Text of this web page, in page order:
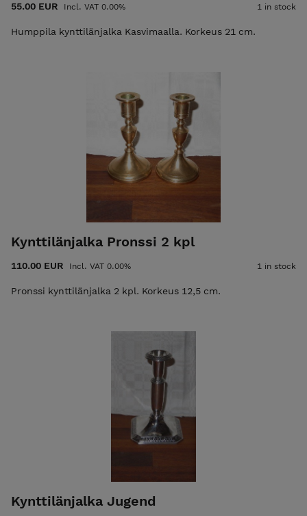
55.00 EUR Incl. VAT 0.00% 1 in stock
Humppila kynttilänjalka Kasvimaalla. Korkeus 21 cm.
Kynttilänjalka Pronssi 2 kpl
110.00 EUR Incl. VAT 0.00% 1 in stock
Pronssi kynttilänjalka 2 kpl. Korkeus 12,5 cm.
Kynttilänjalka Jugend